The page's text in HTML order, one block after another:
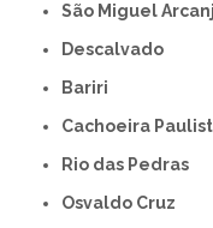
São Miguel
Descalvado
Bariri
Cachoeira
Rio das Pedras
Osvaldo Cruz